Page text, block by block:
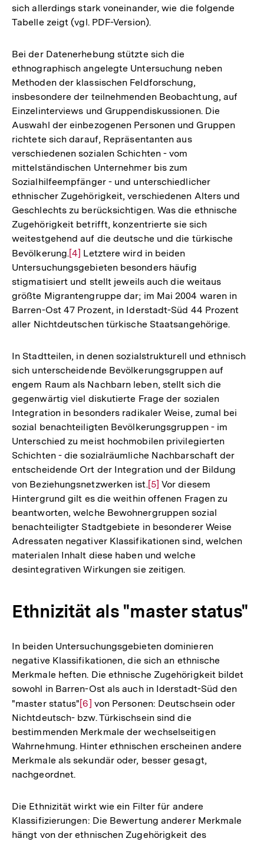
sich allerdings stark voneinander, wie die folgende
Tabelle zeigt (vgl. PDF-Version).
Bei der Datenerhebung stützte sich die
ethnographisch angelegte Untersuchung neben
Methoden der klassischen Feldforschung,
insbesondere der teilnehmenden Beobachtung, auf
Einzelinterviews und Gruppendiskussionen. Die
Auswahl der einbezogenen Personen und Gruppen
richtete sich darauf, Repräsentanten aus
verschiedenen sozialen Schichten - vom
mittelständischen Unternehmer bis zum
Sozialhilfeempfänger - und unterschiedlicher
ethnischer Zugehörigkeit, verschiedenen Alters und
Geschlechts zu berücksichtigen. Was die ethnische
Zugehörigkeit betrifft, konzentrierte sie sich
weitestgehend auf die deutsche und die türkische
Bevölkerung.Zur
Auflösung
der
Fußnote
[4] Letztere wird in beiden
Untersuchungsgebieten besonders häufig
stigmatisiert und stellt jeweils auch die weitaus
größte Migrantengruppe dar; im Mai 2004 waren in
Barren-Ost 47 Prozent, in Iderstadt-Süd 44 Prozent
aller Nichtdeutschen türkische Staatsangehörige.
In Stadtteilen, in denen sozialstrukturell und ethnisch
sich unterscheidende Bevölkerungsgruppen auf
engem Raum als Nachbarn leben, stellt sich die
gegenwärtig viel diskutierte Frage der sozialen
Integration in besonders radikaler Weise, zumal bei
sozial benachteiligten Bevölkerungsgruppen - im
Unterschied zu meist hochmobilen privilegierten
Schichten - die sozialräumliche Nachbarschaft der
entscheidende Ort der Integration und der Bildung
von Beziehungsnetzwerken ist.Zur
Auflösung
der
Fußnote
[5] Vor diesem
Hintergrund gilt es die weithin offenen Fragen zu
beantworten, welche Bewohnergruppen sozial
benachteiligter Stadtgebiete in besonderer Weise
Adressaten negativer Klassifikationen sind, welchen
materialen Inhalt diese haben und welche
desintegrativen Wirkungen sie zeitigen.
Ethnizität als "master status"
In beiden Untersuchungsgebieten dominieren
negative Klassifikationen, die sich an ethnische
Merkmale heften. Die ethnische Zugehörigkeit bildet
sowohl in Barren-Ost als auch in Iderstadt-Süd den
"master status"Zur
Auflösung
der
Fußnote
[6] von Personen: Deutschsein oder
Nichtdeutsch- bzw. Türkischsein sind die
bestimmenden Merkmale der wechselseitigen
Wahrnehmung. Hinter ethnischen erscheinen andere
Merkmale als sekundär oder, besser gesagt,
nachgeordnet.
Die Ethnizität wirkt wie ein Filter für andere
Klassifizierungen: Die Bewertung anderer Merkmale
hängt von der ethnischen Zugehörigkeit des